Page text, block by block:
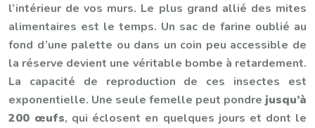
l’intérieur de vos murs. Le plus grand allié des mites
alimentaires est le temps. Un sac de farine oublié au
fond d’une palette ou dans un coin peu accessible de
la réserve devient une véritable bombe à retardement.
La capacité de reproduction de ces insectes est
exponentielle. Une seule femelle peut pondre jusqu’à
200 œufs, qui éclosent en quelques jours et dont le